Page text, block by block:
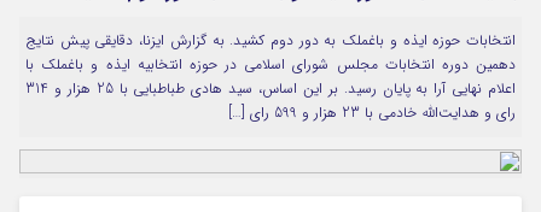
مرا به خاطر بسپار
انتخابات حوزه ایذه و باغملک به دور دوم کشید. به گزارش ایزنا، دقایقی پیش نتایج
دهمین دوره انتخابات مجلس شورای اسلامی در حوزه انتخابیه ایذه و باغملک با
اعلام نهایی آرا به پایان رسید. بر این اساس، سید هادی طباطبایی با 25 هزار و 314
رای و هدایت‌الله خادمی با 23 هزار و 599 رای […]